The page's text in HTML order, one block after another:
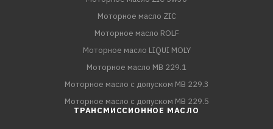
Моторное масло ZIC
Моторное масло ROLF
Моторное масло LIQUI MOLY
Моторное масло MB 229.1
Моторное масло с допуском MB 229.3
Моторное масло с допуском MB 229.5
ТРАНСМИССИОННОЕ МАСЛО